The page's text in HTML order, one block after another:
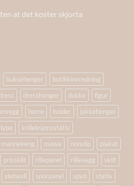
at det koster skjorta
buksehenger
butikkinnredning
dresshenger dukke
figur
herre holder
jakkehenger
kolleksjonsstativ
mannekeng mawa nonslip
plakat
prisskilt rillepanel rillevegg
skilt
slatwall sporpanel spyd
stativ